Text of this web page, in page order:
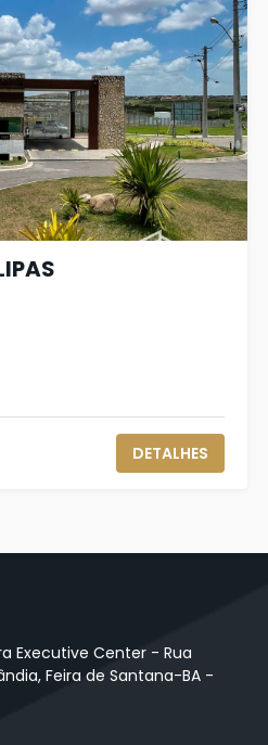
DETALHES
Executive Center - Rua
Feira de Santana-BA -